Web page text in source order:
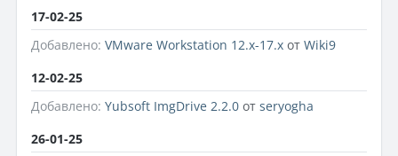
17-02-25
Добавлено: VMware Workstation 12.x-17.x от Wiki9
12-02-25
Добавлено: Yubsoft ImgDrive 2.2.0 от seryogha
26-01-25